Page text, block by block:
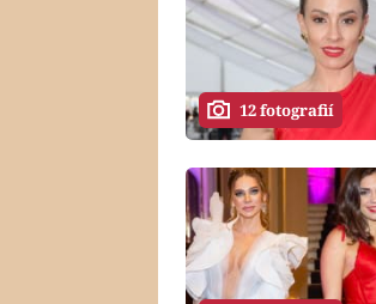
12 fotografií